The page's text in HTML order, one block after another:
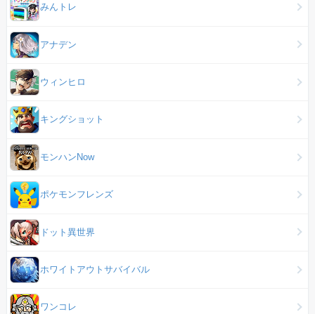
みんトレ
アナデン
ウィンヒロ
キングショット
モンハンNow
ポケモンフレンズ
ドット異世界
ホワイトアウトサバイバル
ワンコレ